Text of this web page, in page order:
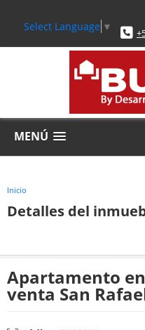
Select Language ▼
MENÚ
Inicio
Detalles del
Apartamento
venta San